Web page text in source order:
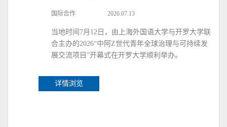
国际合作 2026.07.13
当地时间7月12日，由上海外国语大学与开罗大学联
合主办的2026“中阿Z世代青年全球治理与可持续发
展交流项目”开幕式在开罗大学顺利举办。
详情浏览